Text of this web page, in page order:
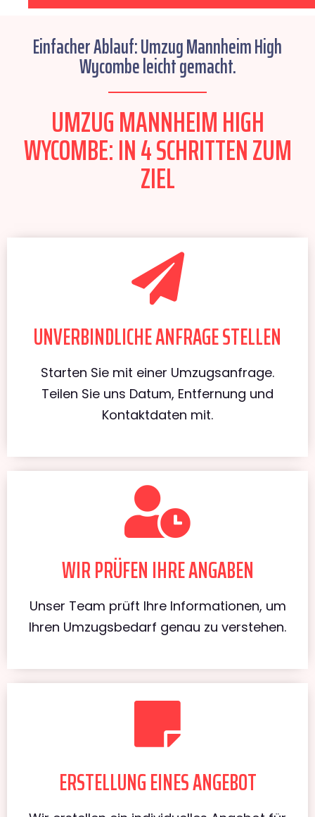
Einfacher Ablauf: Umzug Mannheim High
Wycombe leicht gemacht.
UMZUG MANNHEIM HIGH
WYCOMBE: IN 4 SCHRITTEN ZUM
ZIEL
UNVERBINDLICHE ANFRAGE STELLEN
Starten Sie mit einer Umzugsanfrage.
Teilen Sie uns Datum, Entfernung und
Kontaktdaten mit.
WIR PRÜFEN IHRE ANGABEN
Unser Team prüft Ihre Informationen, um
Ihren Umzugsbedarf genau zu verstehen.
ERSTELLUNG EINES ANGEBOT